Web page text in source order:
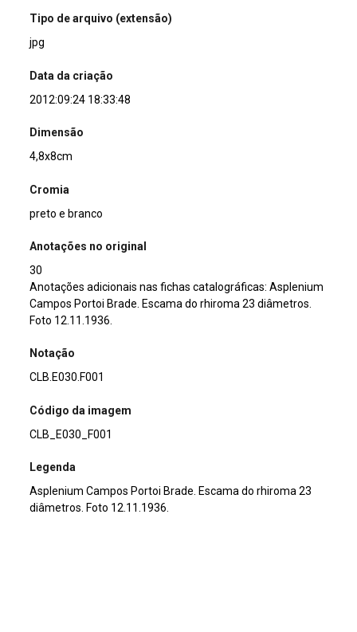
Tipo de arquivo (extensão)
jpg
Data da criação
2012:09:24 18:33:48
Dimensão
4,8x8cm
Cromia
preto e branco
Anotações no original
30
Anotações adicionais nas fichas catalográficas: Asplenium
Campos Portoi Brade. Escama do rhiroma 23 diâmetros.
Foto 12.11.1936.
Notação
CLB.E030.F001
Código da imagem
CLB_E030_F001
Legenda
Asplenium Campos Portoi Brade. Escama do rhiroma 23
diâmetros. Foto 12.11.1936.